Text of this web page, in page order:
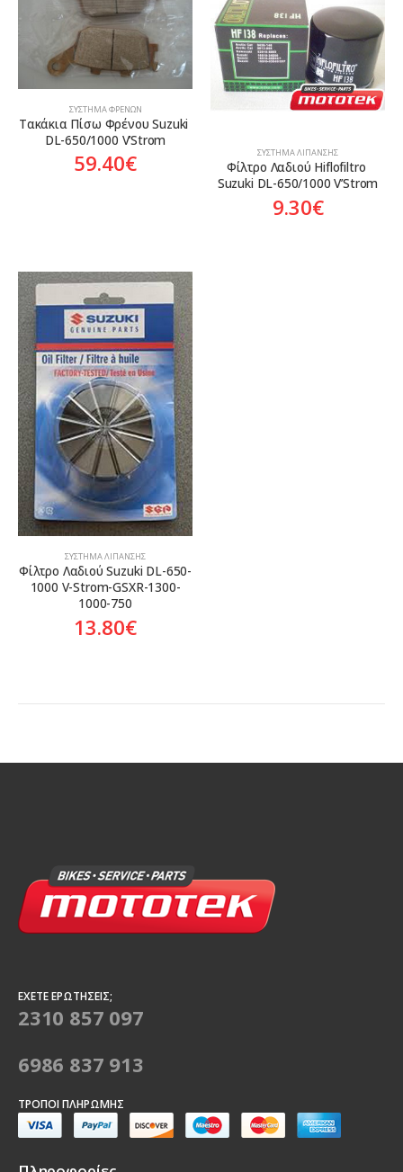
ΣΎΣΤΗΜΑ ΦΡΈΝΩΝ
Τακάκια Πίσω Φρένου Suzuki
DL-650/1000 V’Strom
59.40€ ΣΎΣΤΗΜΑ ΛΊΠΑΝΣΗΣ
Φίλτρο Λαδιού Hiflofiltro
Suzuki DL-650/1000 V’Strom
9.30€
ΣΎΣΤΗΜΑ ΛΊΠΑΝΣΗΣ
Φίλτρο Λαδιού Suzuki DL-650-
1000 V-Strom-GSXR-1300-
1000-750
13.80€
ΈΧΕΤΕ ΕΡΩΤΉΣΕΙΣ;
2310 857 097
6986 837 913
ΤΡΌΠΟΙ ΠΛΗΡΩΜΉΣ